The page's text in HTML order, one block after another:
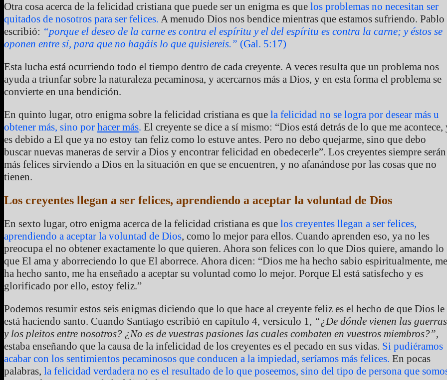
Otra cosa acerca de la felicidad cristiana que puede ser un enigma es que los problemas no necesitan ser
quitados de nosotros para ser felices. A menudo Dios nos bendice mientras que estamos sufriendo. Pablo
escribió: “porque el deseo de la carne es contra el espíritu y el del espíritu es contra la carne; y éstos se
oponen entre sí, para que no hagáis lo que quisiereis.” (Gal. 5:17)
Esta lucha está ocurriendo todo el tiempo dentro de cada creyente. A veces resulta que un problema nos
ayuda a triunfar sobre la naturaleza pecaminosa, y acercarnos más a Dios, y en esta forma el problema se
convierte en una bendición.
En quinto lugar, otro enigma sobre la felicidad cristiana es que la felicidad no se logra por desear más u
obtener más, sino por hacer más. El creyente se dice a sí mismo: “Dios está detrás de lo que me acontece,
es debido a El que ya no estoy tan feliz como lo estuve antes. Pero no debo quejarme, sino que debo
buscar nuevas maneras de servir a Dios y encontrar felicidad en obedecerle”. Los creyentes siempre serán
más felices sirviendo a Dios en la situación en que se encuentren, y no afanándose por las cosas que no
tienen.
Los creyentes llegan a ser felices, aprendiendo a aceptar la voluntad de Dios
En sexto lugar, otro enigma acerca de la felicidad cristiana es que los creyentes llegan a ser felices,
aprendiendo a aceptar la voluntad de Dios, como lo mejor para ellos. Cuando aprenden eso, ya no les
preocupa el no obtener exactamente lo que quieren. Ahora son felices con lo que Dios quiere, amando lo
que El ama y aborreciendo lo que El aborrece. Ahora dicen: “Dios me ha hecho sabio espiritualmente, me
ha hecho santo, me ha enseñado a aceptar su voluntad como lo mejor. Porque El está satisfecho y es
glorificado por ello, estoy feliz.”
Podemos resumir estos seis enigmas diciendo que lo que hace al creyente feliz es el hecho de que Dios le
está haciendo santo. Cuando Santiago escribió en capítulo 4, versículo 1, “¿De dónde vienen las guerras
y los pleitos entre nosotros? ¿No es de vuestras pasiones las cuales combaten en vuestros miembros?”,
estaba enseñando que la causa de la infelicidad de los creyentes es el pecado en sus vidas. Si pudiéramos
acabar con los sentimientos pecaminosos que conducen a la impiedad, seríamos más felices. En pocas
palabras, la felicidad verdadera no es el resultado de lo que poseemos, sino del tipo de persona que